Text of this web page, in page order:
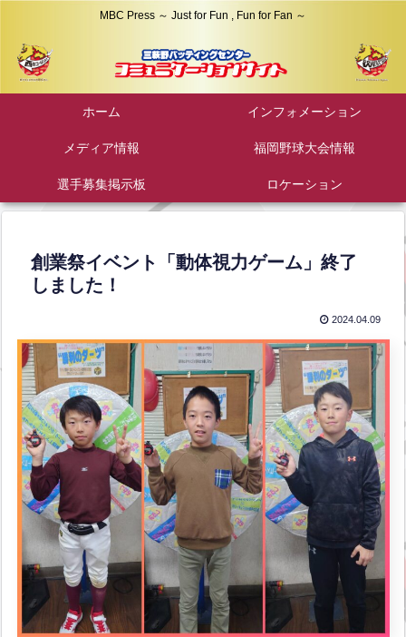
MBC Press ～ Just for Fun , Fun for Fan ～
ホーム インフォメーション
メディア情報 福岡野球大会情報
選手募集掲示板 ロケーション
創業祭イベント「動体視力ゲーム」終了
しました！
2024.04.09